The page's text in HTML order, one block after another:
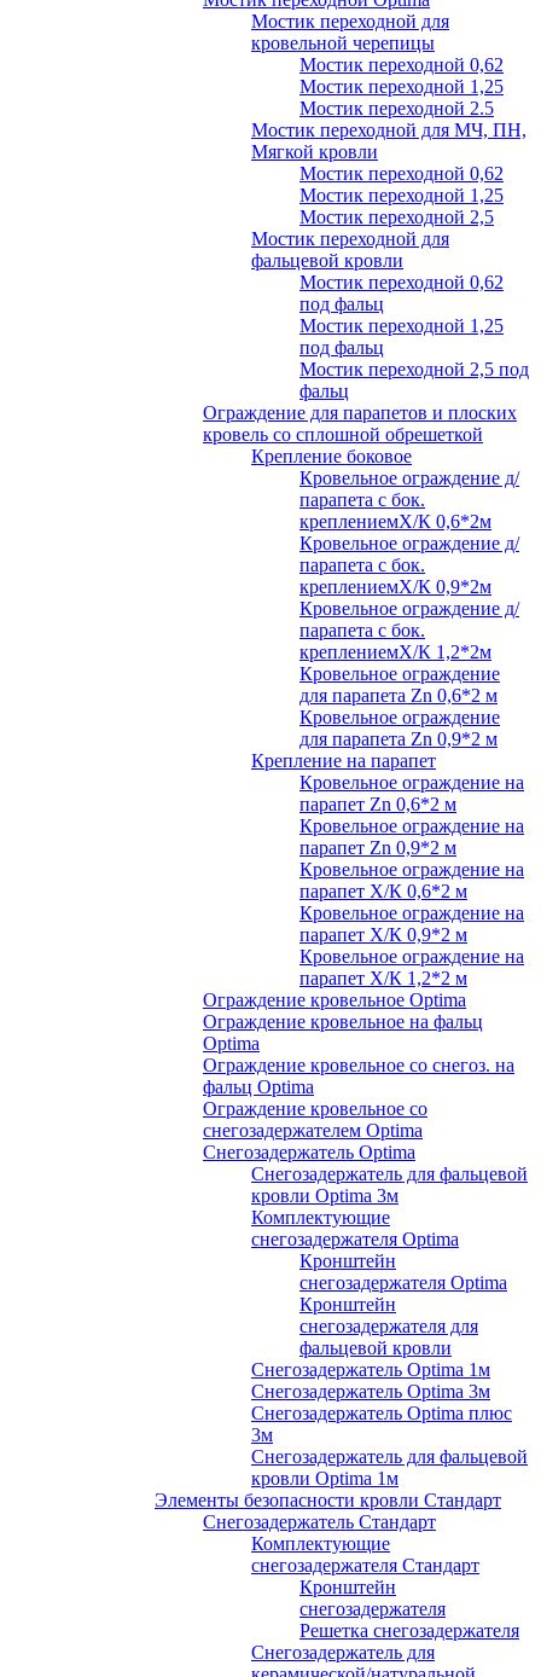
Мостик переходной для
кровельной черепицы
Мостик переходной 0,62
Мостик переходной 1,25
Мостик переходной 2.5
Мостик переходной для МЧ, ПН,
Мягкой кровли
Мостик переходной 0,62
Мостик переходной 1,25
Мостик переходной 2,5
Мостик переходной для
фальцевой кровли
Мостик переходной 0,62
под фальц
Мостик переходной 1,25
под фальц
Мостик переходной 2,5 под
фальц
Ограждение для парапетов и плоских
кровель со сплошной обрешеткой
Крепление боковое
Кровельное ограждение д/
парапета с бок.
креплениемХ/К 0,6*2м
Кровельное ограждение д/
парапета с бок.
креплениемХ/К 0,9*2м
Кровельное ограждение д/
парапета с бок.
креплениемХ/К 1,2*2м
Кровельное ограждение
для парапета Zn 0,6*2 м
Кровельное ограждение
для парапета Zn 0,9*2 м
Крепление на парапет
Кровельное ограждение на
парапет Zn 0,6*2 м
Кровельное ограждение на
парапет Zn 0,9*2 м
Кровельное ограждение на
парапет Х/К 0,6*2 м
Кровельное ограждение на
парапет Х/К 0,9*2 м
Кровельное ограждение на
парапет Х/К 1,2*2 м
Ограждение кровельное Optima
Ограждение кровельное на фальц
Optima
Ограждение кровельное со снегоз. на
фальц Optima
Ограждение кровельное со
снегозадержателем Optima
Снегозадержатель Optima
Снегозадержатель для фальцевой
кровли Optima 3м
Комплектующие
снегозадержателя Optima
Кронштейн
снегозадержателя Optima
Кронштейн
снегозадержателя для
фальцевой кровли
Снегозадержатель Optima 1м
Снегозадержатель Optima 3м
Снегозадержатель Optima плюс
3м
Снегозадержатель для фальцевой
кровли Optima 1м
Элементы безопасности кровли Стандарт
Снегозадержатель Стандарт
Комплектующие
снегозадержателя Стандарт
Кронштейн
снегозадержателя
Решетка снегозадержателя
Снегозадержатель для